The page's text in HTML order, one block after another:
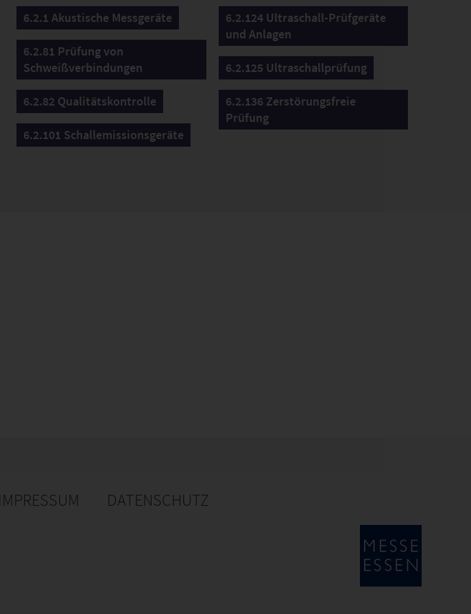
6.2.1 Akustische Messgeräte
6.2.81 Prüfung von
Schweißverbindungen
6.2.82 Qualitätskontrolle
6.2.101 Schallemissionsgeräte
6.2.124 Ultraschall-Prüfgeräte
und Anlagen
6.2.125 Ultraschallprüfung
6.2.136 Zerstörungsfreie
Prüfung
und
IMPRESSUM DATENSCHUTZ